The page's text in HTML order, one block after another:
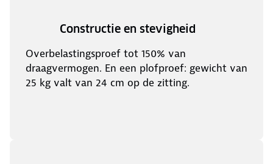
Constructie en stevigheid
Overbelastingsproef tot 150% van
draagvermogen. En een plofproef: gewicht van
25 kg valt van 24 cm op de zitting.